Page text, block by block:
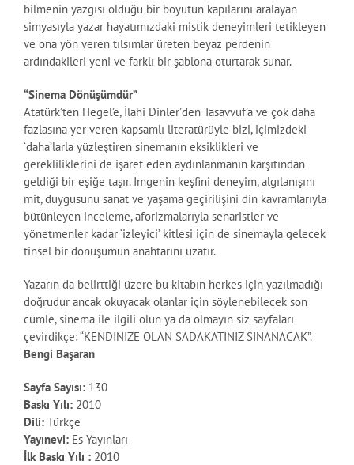
bilmenin yazgısı olduğu bir boyutun kapılarını aralayan
simyasıyla yazar hayatımızdaki mistik deneyimleri tetikleyen
ve ona yön veren tılsımlar üreten beyaz perdenin
ardındakileri yeni ve farklı bir şablona oturtarak sunar.
“Sinema Dönüşümdür”
Atatürk’ten Hegel’e, İlahi Dinler’den Tasavvuf’a ve çok daha
fazlasına yer veren kapsamlı literatürüyle bizi, içimizdeki
‘daha’larla yüzleştiren sinemanın eksiklikleri ve
gerekliliklerini de işaret eden aydınlanmanın karşıtından
geldiği bir eşiğe taşır. İmgenin keşfini deneyim, algılanışını
mit, duygusunu sanat ve yaşama geçirilişini din kavramlarıyla
bütünleyen inceleme, aforizmalarıyla senaristler ve
yönetmenler kadar ‘izleyici’ kitlesi için de sinemayla gelecek
tinsel bir dönüşümün anahtarını uzatır.
Yazarın da belirttiği üzere bu kitabın herkes için yazılmadığı
doğrudur ancak okuyacak olanlar için söylenebilecek son
cümle, sinema ile ilgili olun ya da olmayın siz sayfaları
çevirdikçe: “KENDİNİZE OLAN SADAKATİNİZ SINANACAK”.
Bengi Başaran
Sayfa Sayısı: 130
Baskı Yılı: 2010
Dili: Türkçe
Yayınevi: Es Yayınları
İlk Baskı Yılı : 2010